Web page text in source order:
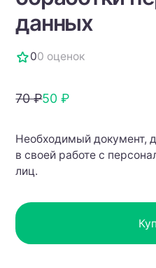
данных
00 оценок
70 ₽50 ₽
Необходимый документ,
в своей работе с
лиц.